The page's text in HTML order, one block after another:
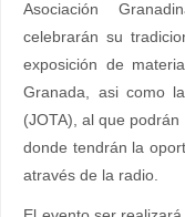
Asociación
celebrarán su
exposición de
Granada, asi como
(JOTA), al que
donde tendrán la
através de la radio.